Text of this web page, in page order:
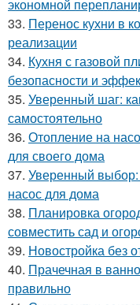
экономной
33. Перенос кухни в
реализации
34. Кухня с газовой
безопасности и
35. Уверенный шаг:
самостоятельно
36. Отопление на
для своего дома
37. Уверенный выбор:
насос для дома
38. Планировка
совместить сад и
39. Новостройка без
40. Прачечная в
правильно